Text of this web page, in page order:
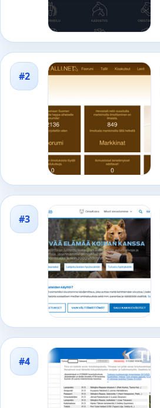
#2
#3
#4